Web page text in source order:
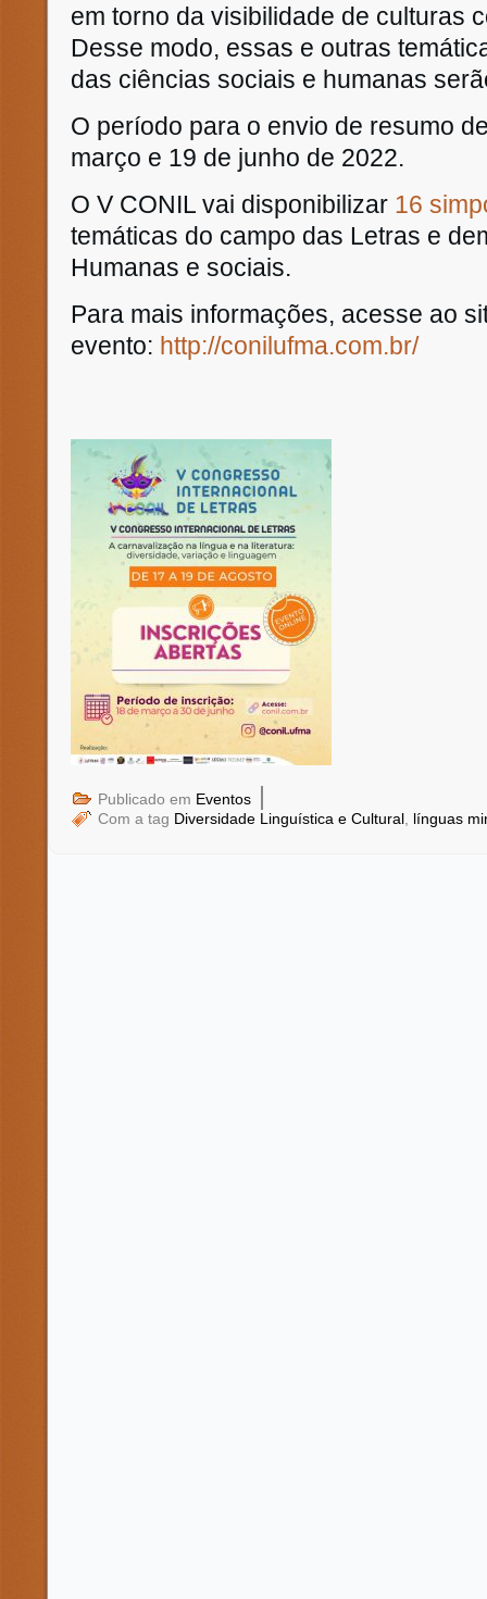
em torno da visibilidade de culturas
Desse modo, essas e outras
das ciências sociais e humanas
O período para o envio de resumo
março e 19 de junho de 2022.
O V CONIL vai disponibilizar 16
temáticas do campo das Letras e
Humanas e sociais.
Para mais informações, acesse ao
evento: http://conilufma.com.br/
Publicado em Eventos |
Com a tag Diversidade Linguística e Cultural línguas